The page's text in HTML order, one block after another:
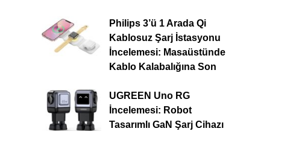
Philips 3’ü 1 Arada Qi
Kablosuz Şarj İstasyonu
İncelemesi: Masaüstünde
Kablo Kalabalığına Son
UGREEN Uno RG
İncelemesi: Robot
Tasarımlı GaN Şarj Cihazı